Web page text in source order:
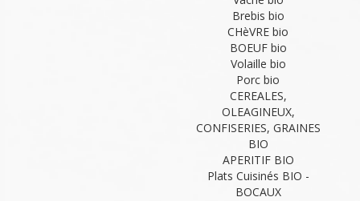
Brebis bio
CHèVRE bio
BOEUF bio
Volaille bio
Porc bio
CEREALES,
OLEAGINEUX,
CONFISERIES, GRAINES
BIO
APERITIF BIO
Plats Cuisinés BIO -
BOCAUX